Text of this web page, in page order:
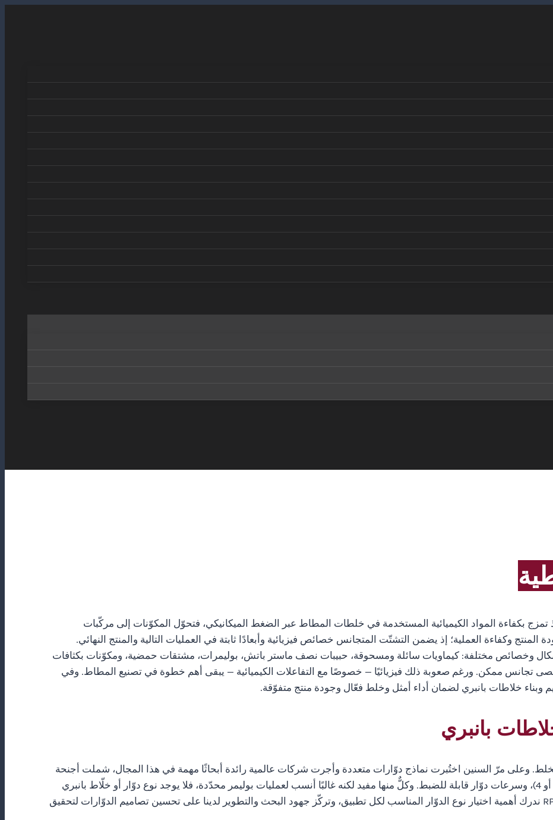
بكفاءة المواد الكيميائية المستخدمة في خلطات المطاط عبر الضغط الميكانيكي، فتحوّل المكوّنات إلى مركّبات
وكفاءة العملية؛ إذ يضمن التشتّت المتجانس خصائص فيزيائية وأبعادًا ثابتة في العمليات التالية والمنتج النهائي.
وخصائص مختلفة: كيماويات سائلة ومسحوقة، حبيبات نصف ماستر باتش، بوليمرات، مشتقات حمضية، ومكوّنات بكثافات
تجانس ممكن. ورغم صعوبة ذلك فيزيائيًا — خصوصًا مع التفاعلات الكيميائية — يبقى أهم خطوة في تصنيع المطاط. وفي
بانبري
وعلى مرّ السنين اختُبرت نماذج دوّارات متعددة وأجرت شركات عالمية رائدة أبحاثًا مهمة في هذا المجال، شملت أجنحة
نصف لولبية-مماسّية، وتكوينات بأجنحة مسطّحة (2 أو 3 أو 4)، وسرعات دوّار قابلة للضبط. وكلٌّ منها مفيد لكنه غالبًا أنسب لعمليات بوليمر محدّدة، فلا يوجد نوع دوّار أو خلّاط بانبري
واحد يقدّم نتائج مثلى لجميع البوليمرات. وفي RPMMACH ندرك أهمية اختيار نوع الدوّار المناسب لكل تطبيق، وتركّز جهود البحث والتطوير لدينا على تحسين تصاميم الدوّارات لتحقيق